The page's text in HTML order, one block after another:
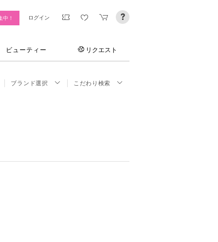
中！ ログイン
ビューティー リクエスト
ブランド選択 こだわり検索